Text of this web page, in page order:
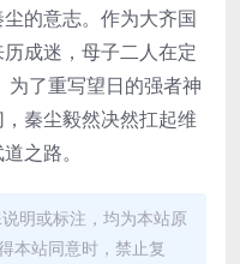
的意志。作为大齐国
成迷，母子二人在定
为了重写望日的强者神
秦尘毅然决然扛起维
之路。
明或标注，均为本站原
本站同意时，禁止复